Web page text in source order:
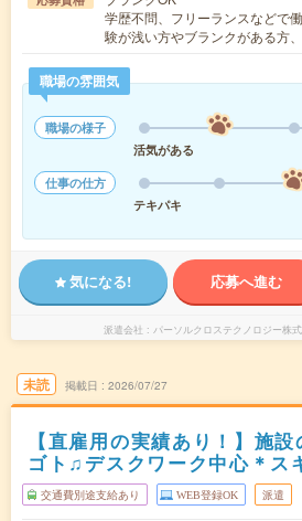
学歴不問、フリーランスなどで
験が浅い方やブランクがある方
職場の雰囲気
職場の様子
活気がある
仕事の仕方
テキパキ
気になる! 応募へ進む
派遣会社 パーソルクロステクノロジー株
未読 掲載日 2026/07/27
【直雇用の実績あり！】施
ゴト♫デスクワーク中心＊ス
交通費別途支給あり WEB登録OK 派遣